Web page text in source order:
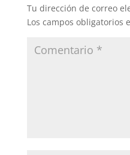
Tu dirección de correo
Los campos obligatorios